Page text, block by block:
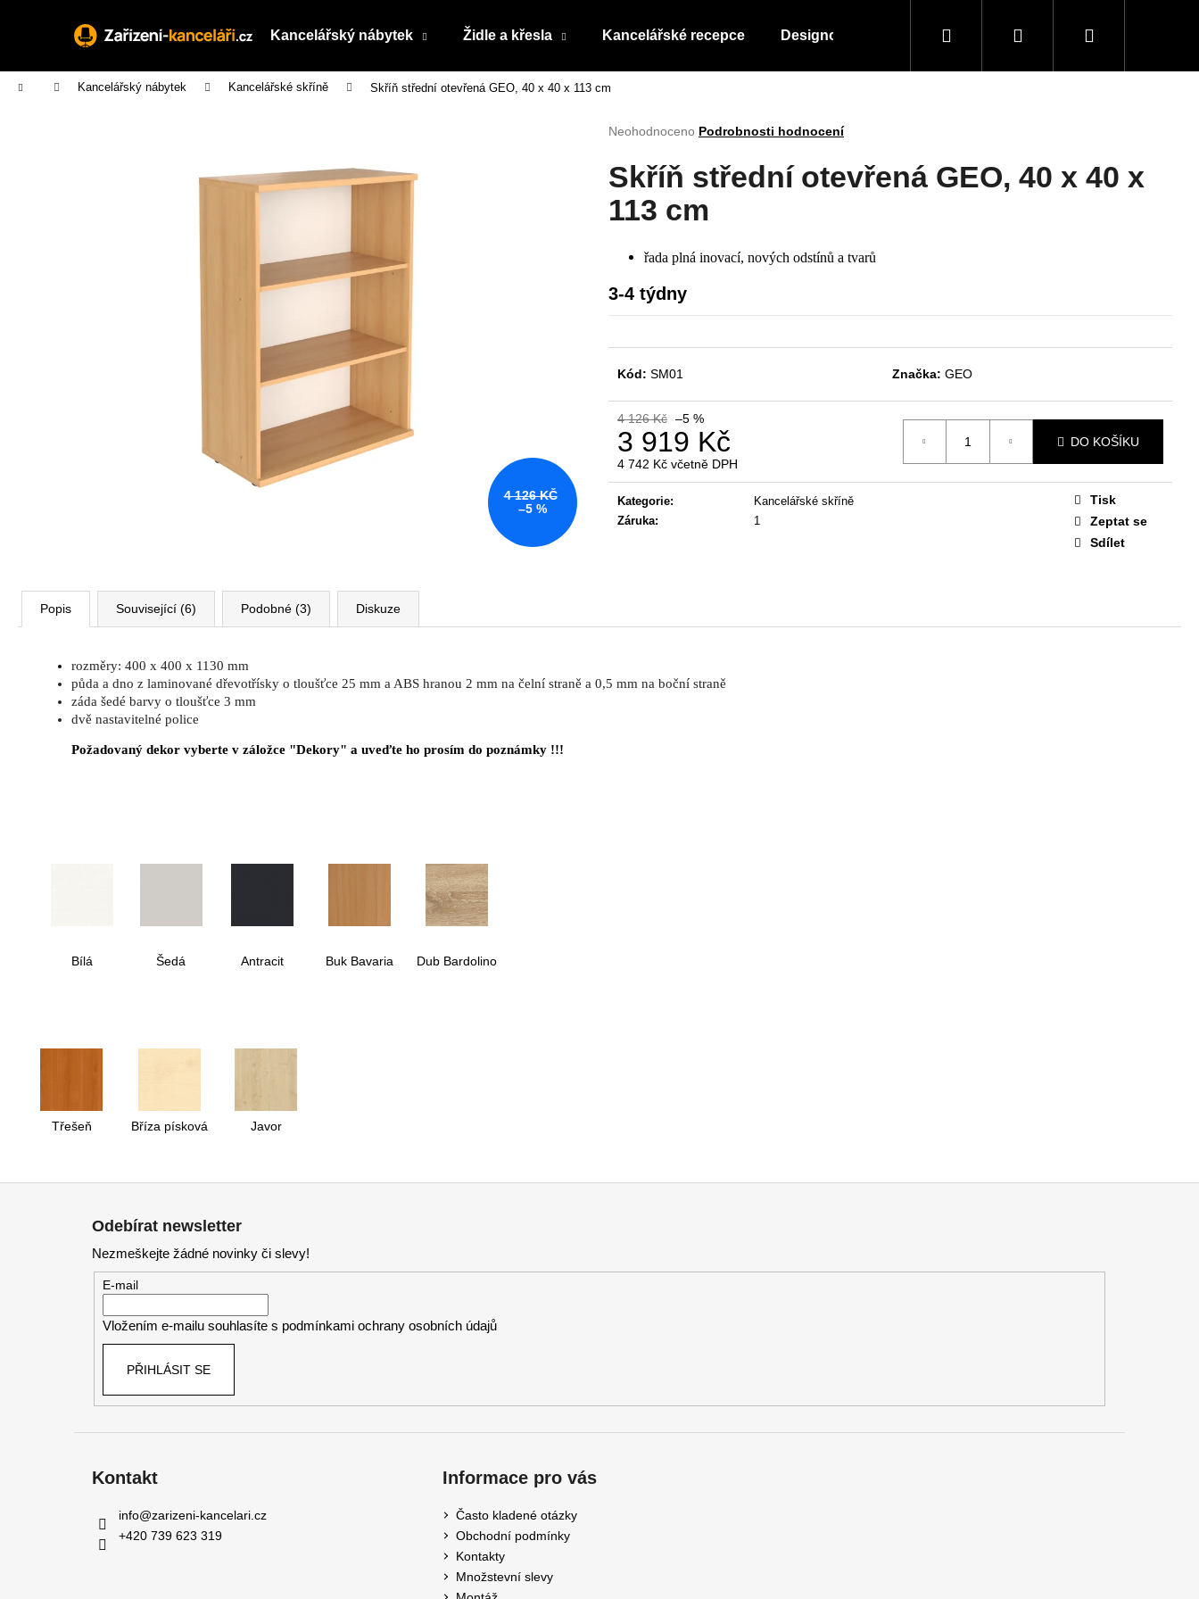
Kancelářský nábytek Židle a křesla Kancelářské recepce Designové kousky Doplňky a vybavení
Hledat PřihlášeníNákupní
Domů Kancelářský nábytek Kancelářské skříně Skříň střední otevřená GEO, 40 x 40 x 113 cm
Průměrné
produktu
je
0,0
z
hvězdiček.
Neohodnoceno Podrobnosti hodnocení
Skříň střední otevřená GEO, 40 x 40 x
113 cm
řada plná inovací, nových odstínů a tvarů
3-4 týdny
Kód: SM01 Značka: GEO
4 126 Kč –5 %
3 919 Kč
4 742 Kč včetně DPH
Měrná
cena:
DO KOŠÍKU
Kategorie:
Kancelářské skříně
Záruka: 1
Tisk
Zeptat se
Sdílet
4 126 KČ
–5 %
Popis Související (6) Podobné (3) Diskuze
rozměry: 400 x 400 x 1130 mm
půda a dno z laminované dřevotřísky o tloušťce 25 mm a ABS hranou 2 mm na čelní straně a 0,5 mm na boční straně
záda šedé barvy o tloušťce 3 mm
dvě nastavitelné police
Požadovaný dekor vyberte v záložce "Dekory" a uveďte ho prosím do poznámky !!!
Bílá Šedá Antracit Buk Bavaria Dub Bardolino
Třešeň Bříza písková Javor
Zpět
do
Zpět
do
Co potřebujete najít?
HLEDAT
UP, 160 X 80 CM, VÝŠKA 63 - 129 CM
11 185 Kč
KANCELÁŘSKÁ ŽIDLE GAME ŠÉF
5 196 Kč
Původně:
NÁBYTKOVÁ SESTAVA EASY 1
22 967 Kč
Původně:
Odebírat newsletter
Nezmeškejte žádné novinky či slevy!
E-mail
Vložením e-mailu souhlasíte s podmínkami ochrany osobních údajů
PŘIHLÁSIT SE
Kontakt
info@zarizeni-kancelari.cz
+420 739 623 319
Informace pro vás
Často kladené otázky
Obchodní podmínky
Kontakty
Množstevní slevy